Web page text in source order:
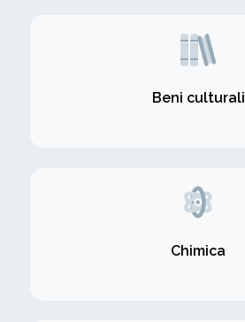
Beni culturali
Chimica